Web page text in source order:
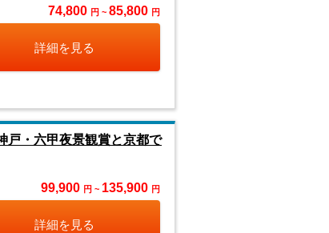
74,800 円 ~ 85,800 円
詳細を見る
・六甲夜景観賞と京都で
99,900 円 ~ 135,900 円
詳細を見る